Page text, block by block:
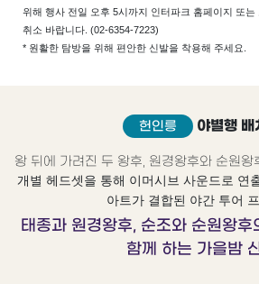
위해 행사 전일 오후 5시까지 인터파크 홈페이지 또는
취소 바랍니다. (02-6354-7223)
* 원활한 탐방을 위해 편안한 신발을 착용해 주세요.
헌인릉 야별행 배
왕 뒤에 가려진 두 왕후, 원경왕후와 순원왕
개별 헤드셋을 통해 이머시브 사운드로 연
아트가 결합된 야간 투어
태종과 원경왕후, 순조와 순원왕
함께 하는 가을밤